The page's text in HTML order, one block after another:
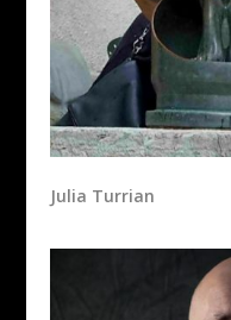
Julia Turrian